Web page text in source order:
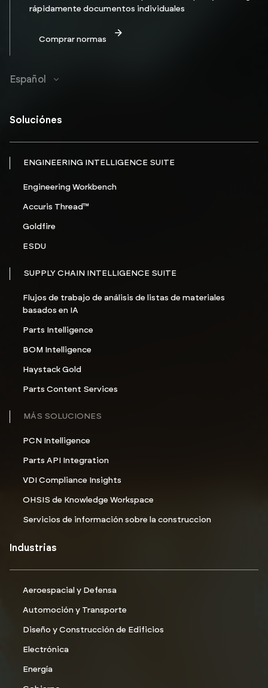
rápidamente documentos individuales
Comprar normas
Español
Soluciónes
ENGINEERING INTELLIGENCE SUITE
Engineering Workbench
Accuris Thread™
Goldfire
ESDU
SUPPLY CHAIN INTELLIGENCE SUITE
Flujos de trabajo de análisis de listas de materiales
basados en IA
Parts Intelligence
BOM Intelligence
Haystack Gold
Parts Content Services
MÁS SOLUCIONES
PCN Intelligence
Parts API Integration
VDI Compliance Insights
OHSIS de Knowledge Workspace
Servicios de información sobre la construccion
Industrias
Aeroespacial y Defensa
Automoción y Transporte
Diseño y Construcción de Edificios
Electrónica
Energía